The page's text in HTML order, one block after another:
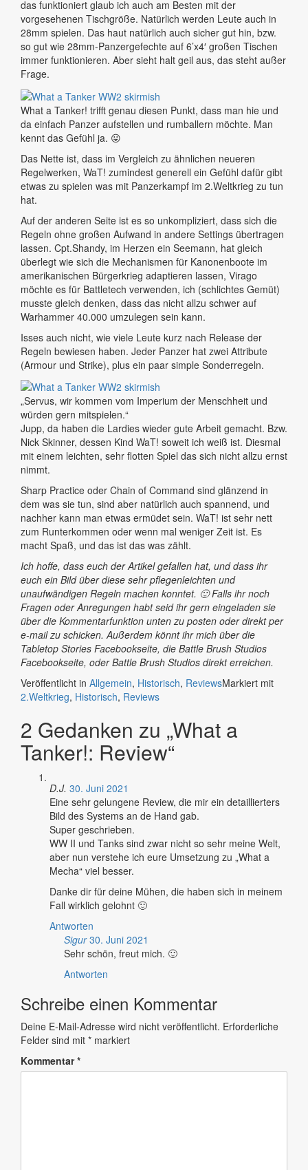
das funktioniert glaub ich auch am Besten mit der
vorgesehenen Tischgröße. Natürlich werden Leute auch in
28mm spielen. Das haut natürlich auch sicher gut hin, bzw.
so gut wie 28mm-Panzergefechte auf 6’x4′ großen Tischen
immer funktionieren. Aber sieht halt geil aus, das steht außer
Frage.
What a Tanker! trifft genau diesen Punkt, dass man hie und
da einfach Panzer aufstellen und rumballern möchte. Man
kennt das Gefühl ja. 😛
Das Nette ist, dass im Vergleich zu ähnlichen neueren
Regelwerken, WaT! zumindest generell ein Gefühl dafür gibt
etwas zu spielen was mit Panzerkampf im 2.Weltkrieg zu tun
hat.
Auf der anderen Seite ist es so unkompliziert, dass sich die
Regeln ohne großen Aufwand in andere Settings übertragen
lassen. Cpt.Shandy, im Herzen ein Seemann, hat gleich
überlegt wie sich die Mechanismen für Kanonenboote im
amerikanischen Bürgerkrieg adaptieren lassen, Virago
möchte es für Battletech verwenden, ich (schlichtes Gemüt)
musste gleich denken, dass das nicht allzu schwer auf
Warhammer 40.000 umzulegen sein kann.
Isses auch nicht, wie viele Leute kurz nach Release der
Regeln bewiesen haben. Jeder Panzer hat zwei Attribute
(Armour und Strike), plus ein paar simple Sonderregeln.
„Servus, wir kommen vom Imperium der Menschheit und
würden gern mitspielen.“
Jupp, da haben die Lardies wieder gute Arbeit gemacht. Bzw.
Nick Skinner, dessen Kind WaT! soweit ich weiß ist. Diesmal
mit einem leichten, sehr flotten Spiel das sich nicht allzu ernst
nimmt.
Sharp Practice oder Chain of Command sind glänzend in
dem was sie tun, sind aber natürlich auch spannend, und
nachher kann man etwas ermüdet sein. WaT! ist sehr nett
zum Runterkommen oder wenn mal weniger Zeit ist. Es
macht Spaß, und das ist das was zählt.
Ich hoffe, dass euch der Artikel gefallen hat, und dass ihr
euch ein Bild über diese sehr pflegenleichten und
unaufwändigen Regeln machen konntet. 🙂 Falls ihr noch
Fragen oder Anregungen habt seid ihr gern eingeladen sie
über die Kommentarfunktion unten zu posten oder direkt per
e-mail zu schicken. Außerdem könnt ihr mich über die
Tabletop Stories Facebookseite, die Battle Brush Studios
Facebookseite, oder Battle Brush Studios direkt erreichen.
Veröffentlicht in Allgemein, Historisch, ReviewsMarkiert mit
2.Weltkrieg, Historisch, Reviews
2 Gedanken zu „What a
Tanker!: Review“
D.J. 30. Juni 2021
Eine sehr gelungene Review, die mir ein detaillierters
Bild des Systems an de Hand gab.
Super geschrieben.
WW II und Tanks sind zwar nicht so sehr meine Welt,
aber nun verstehe ich eure Umsetzung zu „What a
Mecha“ viel besser.
Danke dir für deine Mühen, die haben sich in meinem
Fall wirklich gelohnt 🙂
Antworten
Sigur 30. Juni 2021
Sehr schön, freut mich. 🙂
Antworten
Schreibe einen Kommentar
Deine E-Mail-Adresse wird nicht veröffentlicht. Erforderliche
Felder sind mit * markiert
Kommentar*